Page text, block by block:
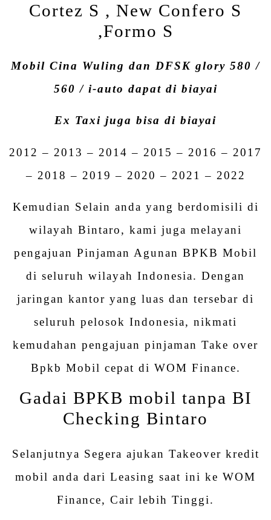
Cortez S , New Confero S
,Formo S
Mobil Cina Wuling dan DFSK glory 580 /
560 / i-auto dapat di biayai
Ex Taxi juga bisa di biayai
2012 – 2013 – 2014 – 2015 – 2016 – 2017
– 2018 – 2019 – 2020 – 2021 – 2022
Kemudian Selain anda yang berdomisili di
wilayah Bintaro, kami juga melayani
pengajuan Pinjaman Agunan BPKB Mobil
di seluruh wilayah Indonesia. Dengan
jaringan kantor yang luas dan tersebar di
seluruh pelosok Indonesia, nikmati
kemudahan pengajuan pinjaman Take over
Bpkb Mobil cepat di WOM Finance.
Gadai BPKB mobil tanpa BI
Checking Bintaro
Selanjutnya Segera ajukan Takeover kredit
mobil anda dari Leasing saat ini ke WOM
Finance, Cair lebih Tinggi.